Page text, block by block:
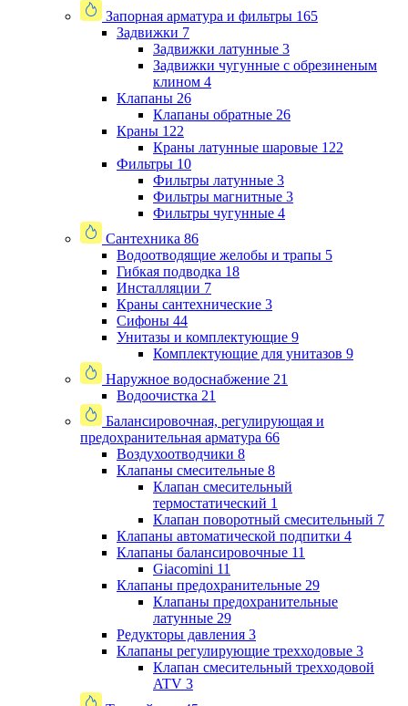
Запорная арматура и фильтры 165
Задвижки 7
Задвижки латунные 3
Задвижки чугунные с обрезиненым
клином 4
Клапаны 26
Клапаны обратные 26
Краны 122
Краны латунные шаровые 122
Фильтры 10
Фильтры латунные 3
Фильтры магнитные 3
Фильтры чугунные 4
Сантехника 86
Водоотводящие желобы и трапы 5
Гибкая подводка 18
Инсталляции 7
Краны сантехнические 3
Сифоны 44
Унитазы и комплектующие 9
Комплектующие для унитазов 9
Наружное водоснабжение 21
Водоочистка 21
Балансировочная, регулирующая и
предохранительная арматура 66
Воздухоотводчики 8
Клапаны cмесительные 8
Клапан cмесительный
термостатический 1
Клапан поворотный cмесительный 7
Клапаны автоматической подпитки 4
Клапаны балансировочные 11
Giacomini 11
Клапаны предохранительные 29
Клапаны предохранительные
латунные 29
Редукторы давления 3
Клапаны регулирующие трехходовые 3
Клапан смесительный трехходовой
ATV 3